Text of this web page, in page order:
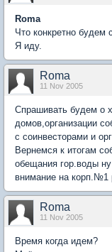
Roma
Что конкретно будем
Я иду.
Roma
11 Nov 2005
Спрашивать будем о
домов,организации
с соинвесторами и
Вернемся к итогам
обещания гор.воды ну
внимание на корп.№1
Roma
11 Nov 2005
Время когда идем?